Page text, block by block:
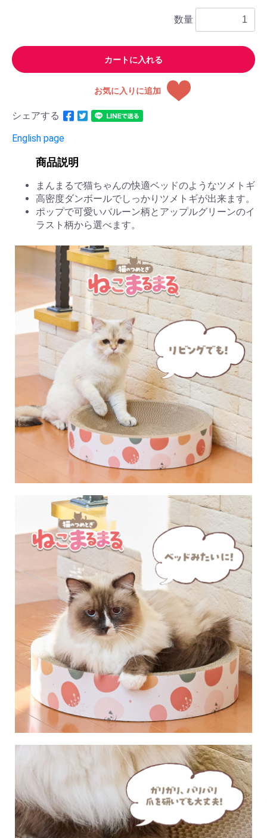
数量
カートに入れる
お気に入りに追加
シェアする
English page
商品説明
まんまるで猫ちゃんの快適ベッドのようなツメトギ
高密度ダンボールでしっかりツメトギが出来ます。
ポップで可愛いバルーン柄とアップルグリーンのイ
ラスト柄から選べます。